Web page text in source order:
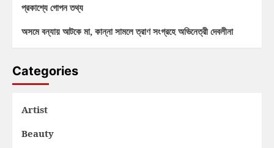
প্রকাশ্যে গোপন তথ্য
অসমে বন্যায় আটকে মা, কান্না সামলে ত্রাণ সংগ্রহে অভিনেত্রী দেবলীনা
Categories
Artist
Beauty